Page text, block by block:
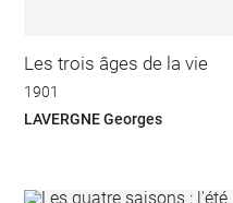
Les trois âges de la vie
1901
LAVERGNE Georges